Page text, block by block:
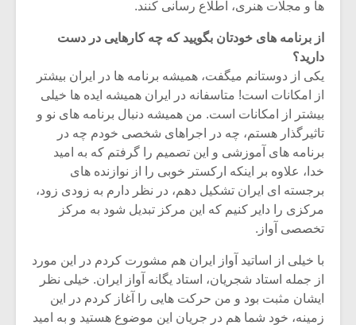
ها و مجلات هنری، اطلاع رسانی کنند.
از برنامه های خودتان بگویید که چه کارهایی در دست
دارید؟
یکی از دوستانم میگفت، همیشه برنامه ها در ایران بیشتر
از امکانات است! متاسفانه در ایران همیشه ایده ها خیلی
بیشتر از امکانات است. من همیشه دنبال برنامه های نو و
تاثیرگذار هستم، چه در اجراهای شخصی خودم چه در
برنامه های آموزشی و این تصمیم را گرفتم که به امید
خدا، علاوه بر اینکه ارکستر خوبی را از نوازنده های
برجسته ای ایران تشکیل دهم، در نظر دارم به زودی زود،
مرکزی را دایر کنیم که این مرکز تبدیل شود به مرکز
تخصصی آواز.
با خیلی از اساتید آواز ایران هم مشورت کردم در این مورد
از جمله استاد شجریان، استاد یگانه آواز ایران. خیلی نظر
ایشان مثبت بود و من حرکت هایی را آغاز کردم در این
زمینه، خود شما هم در جریان این موضوع هستید و به امید
مشهورترین باشی،